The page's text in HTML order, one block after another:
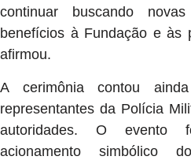
continuar buscando
benefícios à Fundação e às
afirmou.
A cerimônia contou
representantes da Polícia
autoridades. O evento
acionamento simbólico